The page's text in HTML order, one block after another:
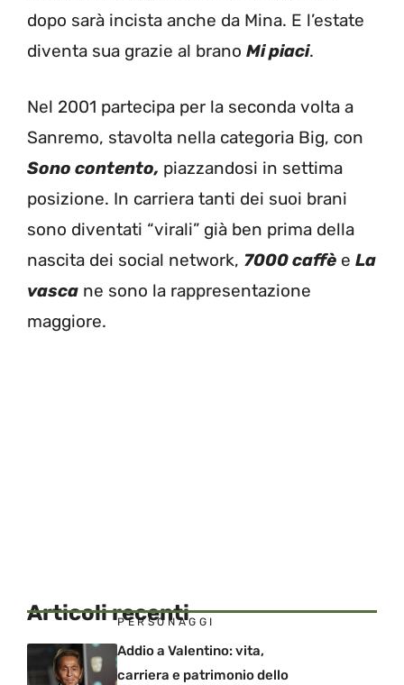
dopo sarà incista anche da Mina. E l’estate
diventa sua grazie al brano Mi piaci.
Nel 2001 partecipa per la seconda volta a
Sanremo, stavolta nella categoria Big, con
Sono contento, piazzandosi in settima
posizione. In carriera tanti dei suoi brani
sono diventati “virali” già ben prima della
nascita dei social network, 7000 caffè e La
vasca ne sono la rappresentazione
maggiore.
Articoli recenti
PERSONAGGI
Addio a Valentino: vita,
carriera e patrimonio dello